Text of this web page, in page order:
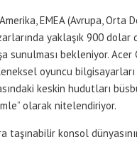
EMEA (Avrupa, Orta
yaklaşık 900 dolar
sunulması bekleniyor. Acer
oyuncu
keskin hudutları
olarak nitelendiriyor.
taşınabilir konsol